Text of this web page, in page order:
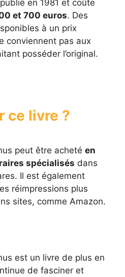
en 1981 et coûte
et 700 euros. Des
à un prix
conviennent pas aux
posséder l’original.
ce livre ?
peut être acheté en
spécialisés dans
Il est également
réimpressions plus
sites, comme Amazon.
est un livre de plus en
de fasciner et